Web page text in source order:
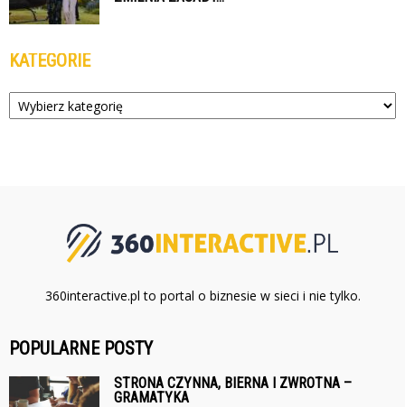
KATEGORIE
Kategorie
360interactive.pl to portal o biznesie w sieci i nie tylko.
POPULARNE POSTY
STRONA CZYNNA, BIERNA I ZWROTNA –
GRAMATYKA